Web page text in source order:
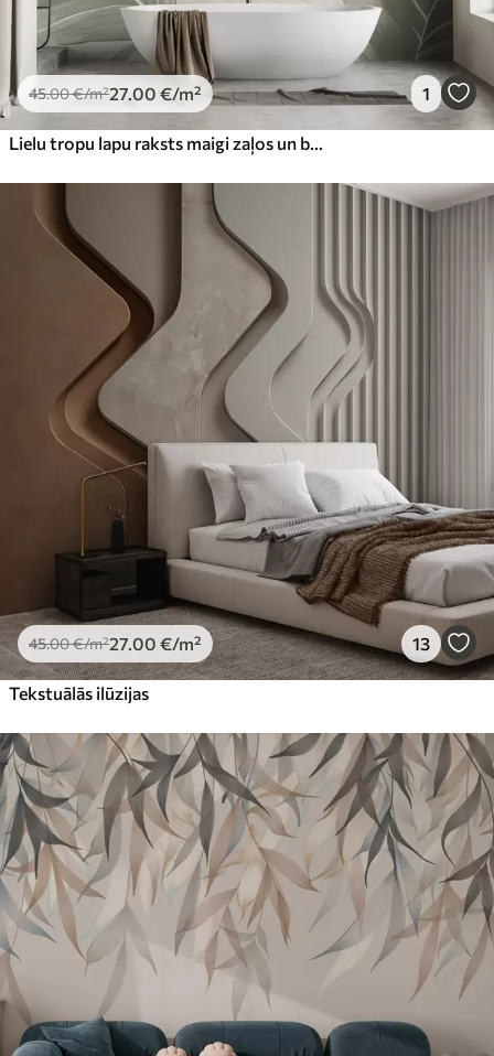
45.00€/m²27 .00 €/m² 1
45.00€/m²27 .00 €/m² 13
Tekstuālās ilūzijas